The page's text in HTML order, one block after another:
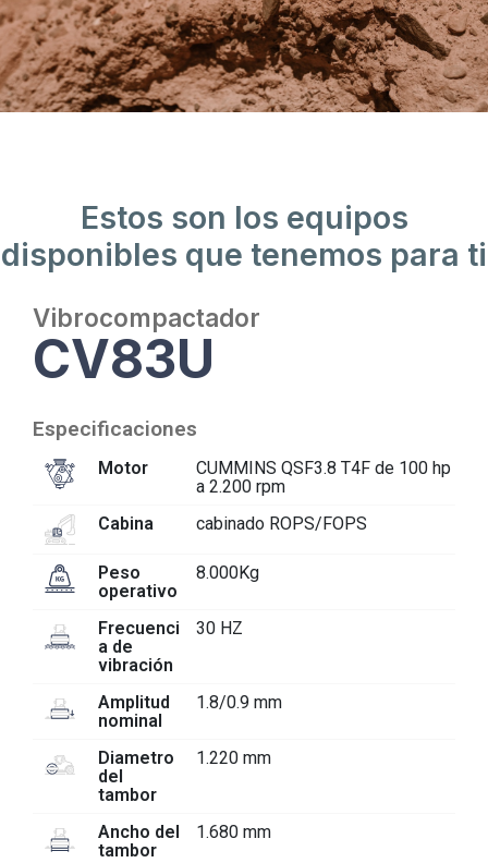
Estos son los equipos
disponibles que tenemos para ti
Vibrocompactador
CV83U
Especificaciones
Motor
CUMMINS QSF3.8 T4F de 100 hp
a 2.200 rpm
Cabina
cabinado ROPS/FOPS
Peso
operativo
8.000Kg
Frecuenci
a de
vibración
30 HZ
Amplitud
nominal
1.8/0.9 mm
Diametro
del
tambor
1.220 mm
Ancho del
tambor
1.680 mm